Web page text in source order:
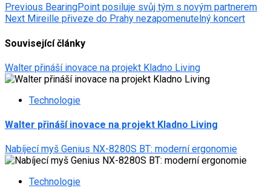
Post
navigation
Previous BearingPoint posiluje svůj tým s novým partnerem
Next Mireille přiveze do Prahy nezapomenutelný koncert
Související články
Walter přináší inovace na projekt Kladno Living
Technologie
Walter přináší inovace na projekt Kladno Living
Nabíjecí myš Genius NX-8280S BT: moderní ergonomie
Technologie